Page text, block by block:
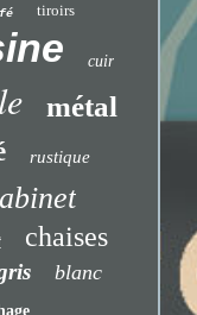
tiroirs
cuir
métal
rustique
chaises
blanc